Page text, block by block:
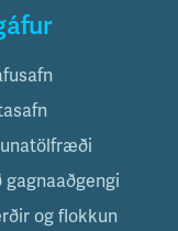
gagnaaðgengi
og flokkun